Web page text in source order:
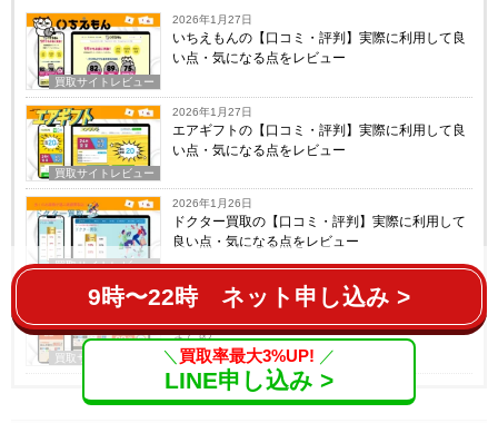
買取サイトレビュー
2026年1月27日
いちえもんの【口コミ・評判】実際に利用して良
い点・気になる点をレビュー
買取サイトレビュー
2026年1月27日
エアギフトの【口コミ・評判】実際に利用して良
い点・気になる点をレビュー
買取サイトレビュー
2026年1月26日
ドクター買取の【口コミ・評判】実際に利用して
良い点・気になる点をレビュー
買取サイトレビュー
2026年1月26日
まとめ
9時〜22時 ネット申し込み >
＼ 買取率最大3%UP! ／
LINE申し込み >